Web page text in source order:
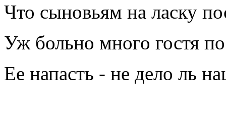
Что сыновьям на ласку
Уж больно много гостя
Ее напасть - не дело ль